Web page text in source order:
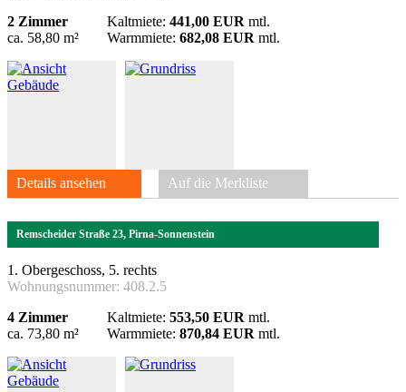
2 Zimmer
ca. 58,80 m²
Kaltmiete: 441,00 EUR mtl.
Warmmiete: 682,08 EUR mtl.
Details ansehen Auf die Merkliste
Remscheider Straße 23, Pirna-Sonnenstein
1. Obergeschoss, 5. rechts
Wohnungsnummer: 408.2.5
4 Zimmer
ca. 73,80 m²
Kaltmiete: 553,50 EUR mtl.
Warmmiete: 870,84 EUR mtl.